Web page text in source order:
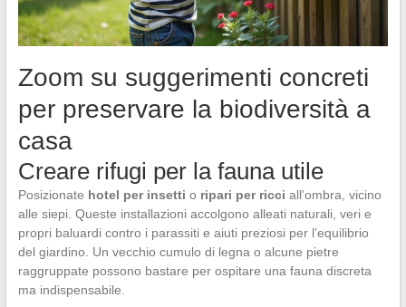
Zoom su suggerimenti concreti
per preservare la biodiversità a
casa
Creare rifugi per la fauna utile
Posizionate hotel per insetti o ripari per ricci all’ombra, vicino
alle siepi. Queste installazioni accolgono alleati naturali, veri e
propri baluardi contro i parassiti e aiuti preziosi per l’equilibrio
del giardino. Un vecchio cumulo di legna o alcune pietre
raggruppate possono bastare per ospitare una fauna discreta
ma indispensabile.